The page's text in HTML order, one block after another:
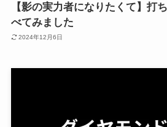
【影の実力者になりたくて】打
べてみました
2024年12月6日